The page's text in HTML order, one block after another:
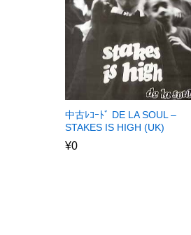
中古ﾚｺｰﾄﾞ DE LA SOUL –
STAKES IS HIGH (UK)
¥0